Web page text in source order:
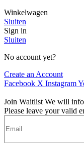
Winkelwagen
Sluiten
Sign in
Sluiten
No account yet?
Create an Account
Facebook X Instagram
Join Waitlist We will
Please leave your valid